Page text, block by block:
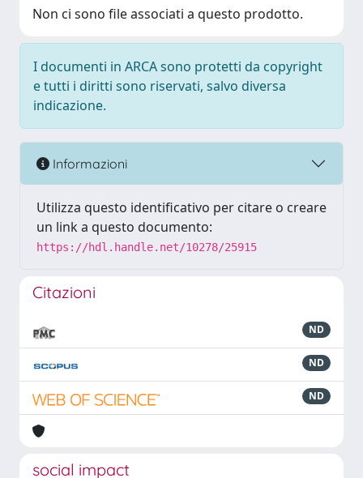
Non ci sono file associati a questo prodotto.
I documenti in ARCA sono protetti da copyright
e tutti i diritti sono riservati, salvo diversa
indicazione.
Informazioni
Utilizza questo identificativo per citare o creare
un link a questo documento:
https://hdl.handle.net/10278/25915
Citazioni
ND
ND
ND
social impact